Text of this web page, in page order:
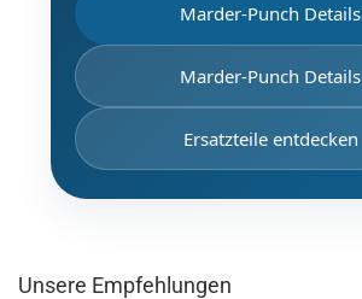
Marder-Punch Details
Marder-Punch Details
Ersatzteile entdecken
Unsere Empfehlungen